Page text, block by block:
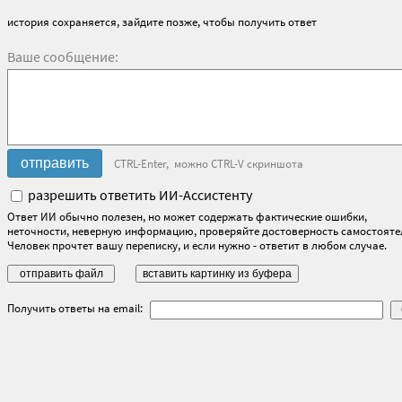
история сохраняется, зайдите позже, чтобы получить ответ
Ваше сообщение:
CTRL-Enter, можно CTRL-V скриншота
разрешить ответить ИИ-Ассистенту
Ответ ИИ обычно полезен, но может содержать фактические ошибки,
неточности, неверную информацию, проверяйте достоверность
Человек прочтет вашу переписку, и если нужно - ответит в любом случае.
Получить ответы на email: